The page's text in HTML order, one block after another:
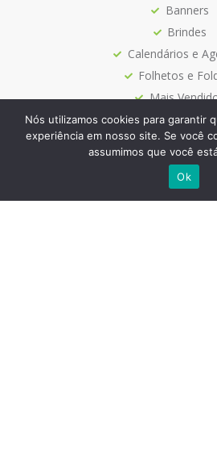
Banners
Brindes
Calendários e
Folhetos e
Mais
Papelaria
Siga-nos
Nós utilizamos cookies para garantir
experiência em nosso site. Se você
assumimos que você
Ok